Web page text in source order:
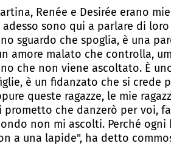
Renée e Desirée erano
adesso sono qui a parlare di
sguardo che spoglia, è una
amore malato che controlla,
che non viene ascoltato. È
è un fidanzato che si crede
queste ragazze, le mie
prometto che danzerò per voi,
non mi ascolti. Perché
a una lapide", ha detto